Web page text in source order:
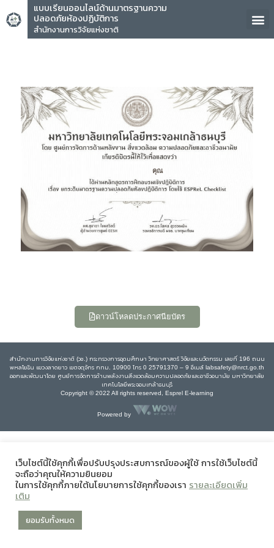
แบบเรียนออนไลน์ด้านมาตรฐานความ
ปลอดภัยห้องปฏิบัติการ
สำนักงานการวิจัยแห่งชาติ
คุณ
ดาวน์โหลดประกาศนียบัตร
สำนักงานการวิจัยแห่งชาติ (วช.) กระทรวงการอุดมศึกษา วิทยาศาสตร์ วิจัยและนวัตกรรม เลขที่ 196 ถนน
พหลโยธิน แขวงลาดยาว เขตจตุจักร กทม. 10900 โทร 0 25791370 – 9 อีเมล์ labsafety@nrct.go.th
ออกและพัฒนาโดย ศูนย์การจัดการด้านพลังงานสิ่งแวดล้อมความปลอดภัยและอาชีวอนามัย มหาวิทยาลัย
เทคโนโลยีพระจอมเกล้าธนบุรี
Copyright © 2022 All rights reserved, Esprel E-learning
Powered by
เว็บไซต์นี้ใช้คุกกี้เพื่อปรับปรุงประสบการณ์ของผู้ใช้ การใช้เว็บไซต์นี้
จะถือว่าคุณให้ความยินยอม
ในการใช้คุกกี้ภายใต้นโยบายการใช้คุกกี้ของเรา รายละเอียดเพิ่ม
เติม
ยอมรับทั้งหมด